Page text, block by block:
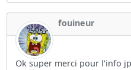
fouineur
Ok super merci pour l'info